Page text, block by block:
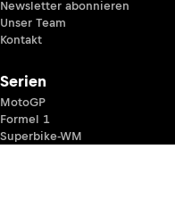
Newsletter abonnieren
Unser Team
Kontakt
Serien
MotoGP
Formel 1
Superbike-WM